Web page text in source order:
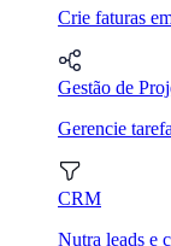
Crie faturas
Gestão de
Gerencie
CRM
Nutra leads e